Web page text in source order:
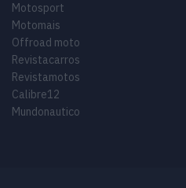
Motosport
Motomais
Offroad moto
Revistacarros
Revistamotos
Calibre12
Mundonautico